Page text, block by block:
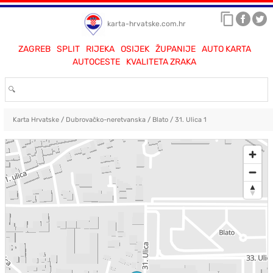
karta-hrvatske.com.hr
ZAGREB SPLIT RIJEKA OSIJEK ŽUPANIJE
AUTO KARTA
AUTOCESTE
KVALITETA ZRAKA
Karta Hrvatske/ Dubrovačko-neretvanska/ Blato/ 31. Ulica 1